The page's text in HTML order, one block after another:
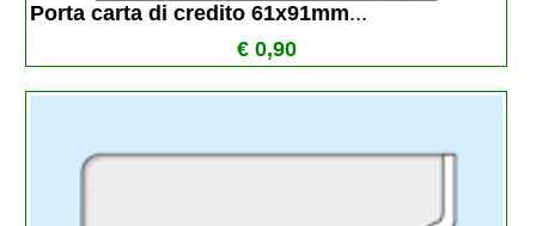
Porta carta di credito 61x91mm...
€ 0,90